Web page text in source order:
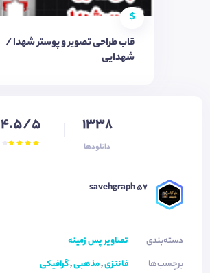
$
قاب طراحی تصویر و پوستر شهدا /
شهدایی
1338
دانلودها
4.5/5
savehgraph ۵۷
دسته‌بندی
تصاویر پس زمینه
برچسب‌ها
فانتزی,مذهبی,گرافیکی